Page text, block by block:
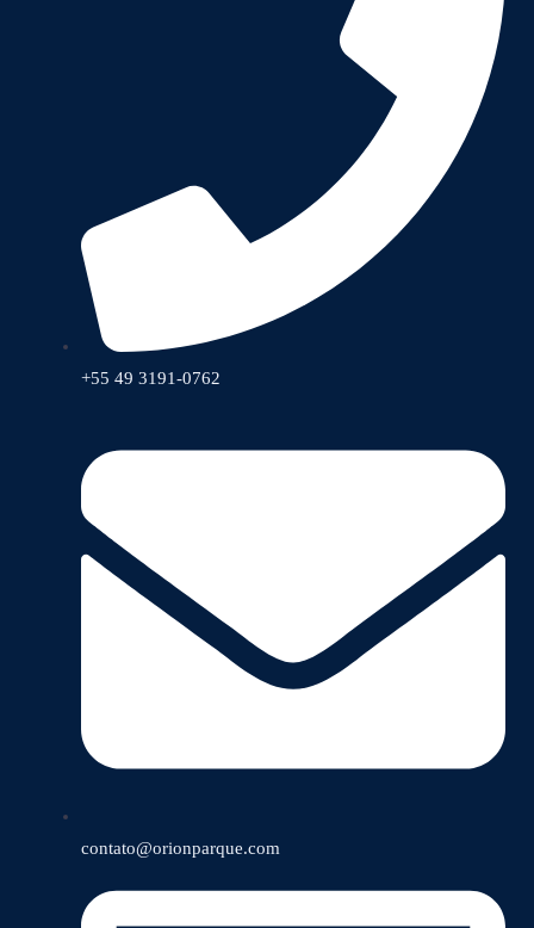
+55 49 3191-0762
contato@orionparque.com